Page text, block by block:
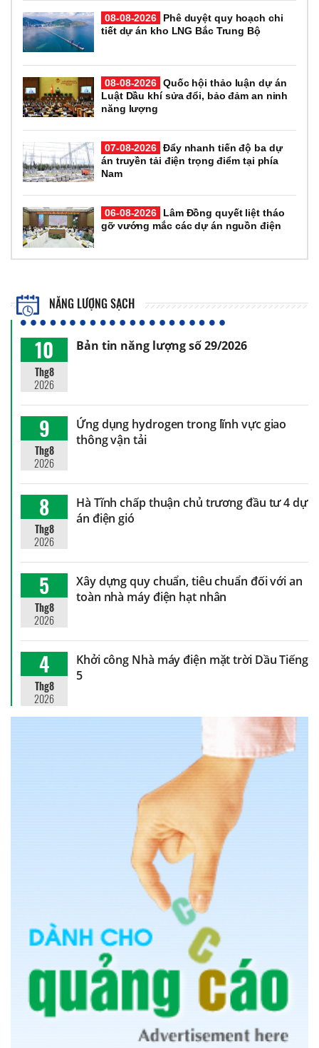
08-08-2026
Phê duyệt quy hoạch chi
tiết dự án kho LNG Bắc Trung Bộ
08-08-2026 Quốc hội thảo luận dự án
Luật Dầu khí sửa đổi, bảo đảm an ninh
năng lượng
07-08-2026 Đẩy nhanh tiến độ ba dự
án truyền tải điện trọng điểm tại phía
Nam
06-08-2026
Lâm Đồng quyết liệt tháo
gỡ vướng mắc các dự án nguồn điện
NĂNG LƯỢNG SẠCH
10
Thg8
2026
Bản tin năng lượng số 29/2026
9
Thg8
2026
Ứng dụng hydrogen trong lĩnh vực giao
thông vận tải
8
Thg8
2026
Hà Tĩnh chấp thuận chủ trương đầu tư 4 dự
án điện gió
5
Thg8
2026
Xây dựng quy chuẩn, tiêu chuẩn đối với an
toàn nhà máy điện hạt nhân
4
Thg8
2026
Khởi công Nhà máy điện mặt trời Dầu Tiếng
5